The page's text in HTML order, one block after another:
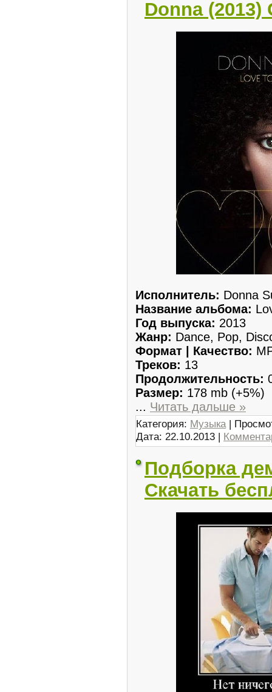
Donna (2013)
Исполнитель: Donna
Название альбома:
Год выпуска: 2013
Жанр: Dance, Pop,
Формат | Качество:
Треков: 13
Продолжительность:
Размер: 178 mb (+5%)
... Читать дальше »
Категория: Музыка |
Дата: 22.10.2013 |
Подборка
Скачать